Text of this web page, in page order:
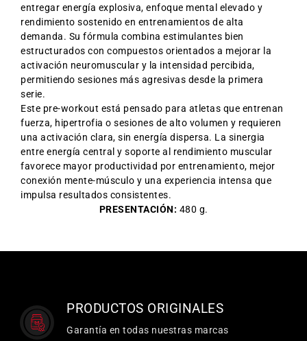
entregar energía explosiva, enfoque mental elevado y
rendimiento sostenido en entrenamientos de alta
demanda. Su fórmula combina estimulantes bien
estructurados con compuestos orientados a mejorar la
activación neuromuscular y la intensidad percibida,
permitiendo sesiones más agresivas desde la primera
serie.
Este pre-workout está pensado para atletas que entrenan
fuerza, hipertrofia o sesiones de alto volumen y requieren
una activación clara, sin energía dispersa. La sinergia
entre energía central y soporte al rendimiento muscular
favorece mayor productividad por entrenamiento, mejor
conexión mente-músculo y una experiencia intensa que
impulsa resultados consistentes.
PRESENTACIÓN: 480 g.
PRODUCTOS ORIGINALES
Garantía en todas nuestras marcas